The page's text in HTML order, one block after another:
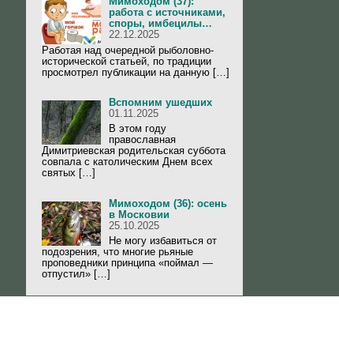
работа с источниками,
споры, имбецилы…
22.12.2025
Работая над очередной рыболовно-
исторической статьей, по традиции
просмотрел публикации на данную […]
Вспомним ушедших
01.11.2025
В этом году
православная
Димитриевская родительская суббота
совпала с католическим Днем всех
святых […]
Мимоходом (36): осень
в Московии
25.10.2025
Не могу избавиться от
подозрения, что многие рьяные
проповедники принципа «поймал —
отпустил» […]